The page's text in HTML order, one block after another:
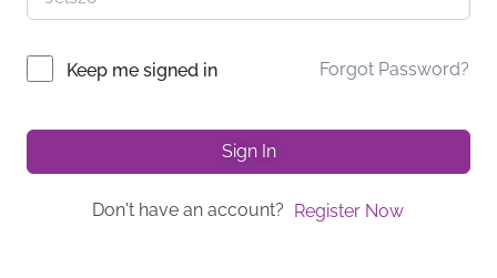
Keep me signed in Forgot Password?
Sign In
Don't have an account? Register Now